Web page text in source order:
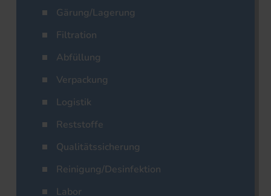
Gärung/Lagerung
Filtration
Abfüllung
Verpackung
Logistik
Reststoffe
Qualitätssicherung
Reinigung/Desinfektion
Labor